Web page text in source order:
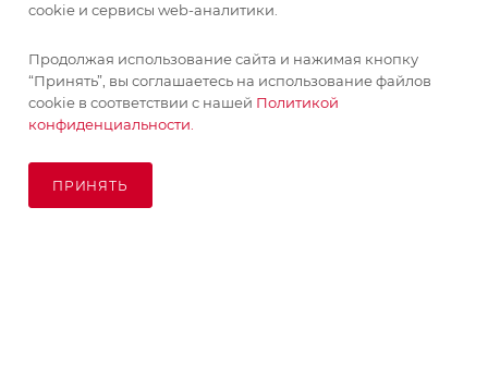
ПОДПИСАТЬСЯ НА РАССЫЛКУ
cookie и сервисы web-аналитики.
Продолжая использование сайта и нажимая кнопку
“Принять”, вы соглашаетесь на использование файлов
cookie в соответствии с нашей Политикой
конфиденциальности.
ПРИНЯТЬ